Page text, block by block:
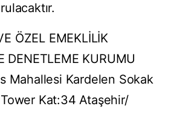
ÖZEL EMEKLİLİK
DENETLEME KURUMU
Mahallesi Kardelen Sokak
Kat:34 Ataşehir/